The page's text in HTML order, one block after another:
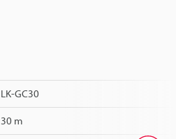
LK-GC30
30 m